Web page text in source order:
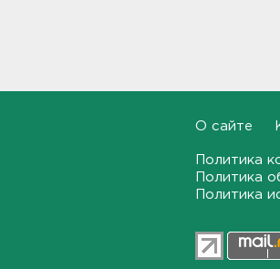
лучших экскурсоводов
В Сланцах почти два
О сайте
Политика
Политика
Политика